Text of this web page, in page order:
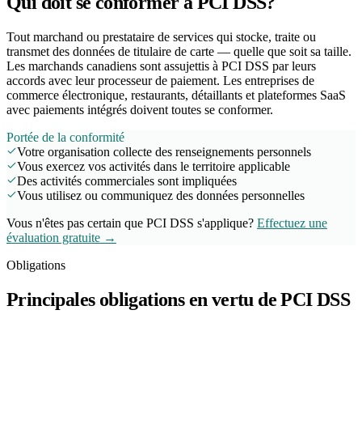
Tout marchand ou prestataire de services qui stocke, traite ou
transmet des données de titulaire de carte — quelle que soit sa taille.
Les marchands canadiens sont assujettis à PCI DSS par leurs
accords avec leur processeur de paiement. Les entreprises de
commerce électronique, restaurants, détaillants et plateformes SaaS
avec paiements intégrés doivent toutes se conformer.
Portée de la conformité
Votre organisation collecte des renseignements personnels
Vous exercez vos activités dans le territoire applicable
Des activités commerciales sont impliquées
Vous utilisez ou communiquez des données personnelles
Vous n'êtes pas certain que PCI DSS s'applique? Effectuez une
évaluation gratuite →
Obligations
Principales obligations en vertu de PCI DSS